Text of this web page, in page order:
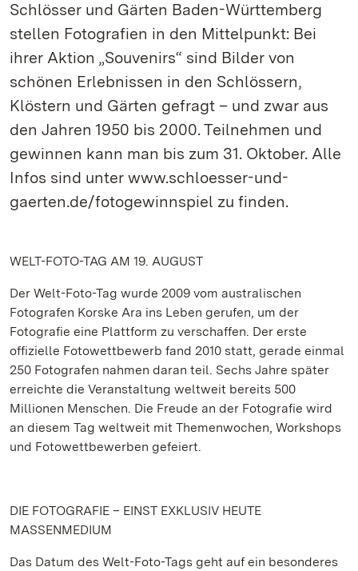
Schlösser und Gärten Baden-Württemberg
stellen Fotografien in den Mittelpunkt: Bei
ihrer Aktion „Souvenirs“ sind Bilder von
schönen Erlebnissen in den Schlössern,
Klöstern und Gärten gefragt – und zwar aus
den Jahren 1950 bis 2000. Teilnehmen und
gewinnen kann man bis zum 31. Oktober. Alle
Infos sind unter www.schloesser-und-
gaerten.de/fotogewinnspiel zu finden.
WELT-FOTO-TAG AM 19. AUGUST
Der Welt-Foto-Tag wurde 2009 vom australischen
Fotografen Korske Ara ins Leben gerufen, um der
Fotografie eine Plattform zu verschaffen. Der erste
offizielle Fotowettbewerb fand 2010 statt, gerade einmal
250 Fotografen nahmen daran teil. Sechs Jahre später
erreichte die Veranstaltung weltweit bereits 500
Millionen Menschen. Die Freude an der Fotografie wird
an diesem Tag weltweit mit Themenwochen, Workshops
und Fotowettbewerben gefeiert.
DIE FOTOGRAFIE – EINST EXKLUSIV HEUTE
MASSENMEDIUM
Das Datum des Welt-Foto-Tags geht auf ein besonderes